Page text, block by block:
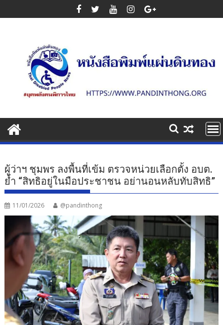
to
ผู้ว่าฯ ชุมพร ลงพื้นที่เข้ม ตรวจหน่วยเลือกตั้ง อบต.
ย้ำ “สิทธิอยู่ในมือประชาชน อย่านอนหลับทับสิทธิ”
11/01/2026 @pandinthong